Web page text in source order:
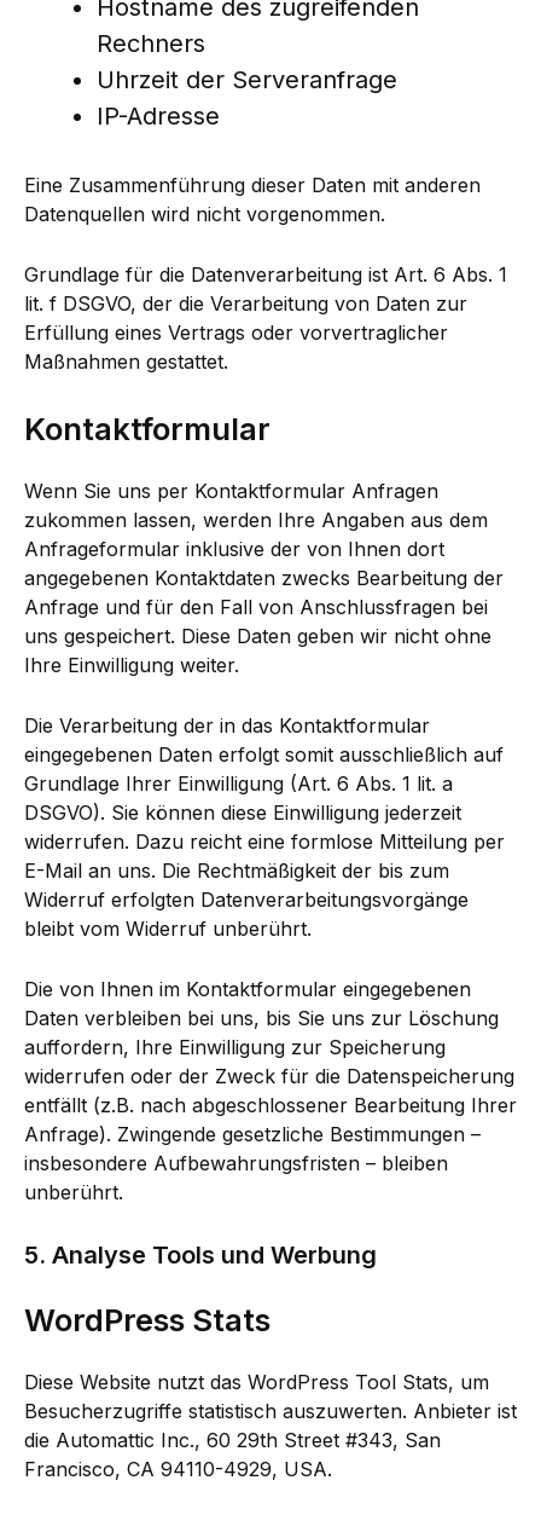
Hostname des zugreifenden
Rechners
Uhrzeit der Serveranfrage
IP-Adresse
Eine Zusammenführung dieser Daten mit anderen
Datenquellen wird nicht vorgenommen.
Grundlage für die Datenverarbeitung ist Art. 6 Abs. 1
lit. f DSGVO, der die Verarbeitung von Daten zur
Erfüllung eines Vertrags oder vorvertraglicher
Maßnahmen gestattet.
Kontaktformular
Wenn Sie uns per Kontaktformular Anfragen
zukommen lassen, werden Ihre Angaben aus dem
Anfrageformular inklusive der von Ihnen dort
angegebenen Kontaktdaten zwecks Bearbeitung der
Anfrage und für den Fall von Anschlussfragen bei
uns gespeichert. Diese Daten geben wir nicht ohne
Ihre Einwilligung weiter.
Die Verarbeitung der in das Kontaktformular
eingegebenen Daten erfolgt somit ausschließlich auf
Grundlage Ihrer Einwilligung (Art. 6 Abs. 1 lit. a
DSGVO). Sie können diese Einwilligung jederzeit
widerrufen. Dazu reicht eine formlose Mitteilung per
E-Mail an uns. Die Rechtmäßigkeit der bis zum
Widerruf erfolgten Datenverarbeitungsvorgänge
bleibt vom Widerruf unberührt.
Die von Ihnen im Kontaktformular eingegebenen
Daten verbleiben bei uns, bis Sie uns zur Löschung
auffordern, Ihre Einwilligung zur Speicherung
widerrufen oder der Zweck für die Datenspeicherung
entfällt (z.B. nach abgeschlossener Bearbeitung Ihrer
Anfrage). Zwingende gesetzliche Bestimmungen –
insbesondere Aufbewahrungsfristen – bleiben
unberührt.
5. Analyse Tools und Werbung
WordPress Stats
Diese Website nutzt das WordPress Tool Stats, um
Besucherzugriffe statistisch auszuwerten. Anbieter ist
die Automattic Inc., 60 29th Street #343, San
Francisco, CA 94110-4929, USA.